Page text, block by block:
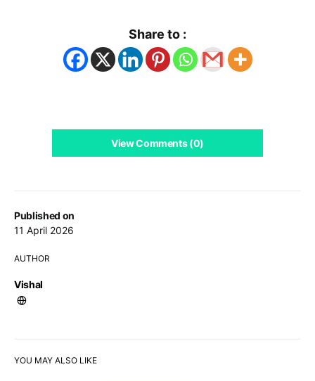
Published on
11 April 2026
AUTHOR
Vishal
Share to :
View Comments (0)
YOU MAY ALSO LIKE